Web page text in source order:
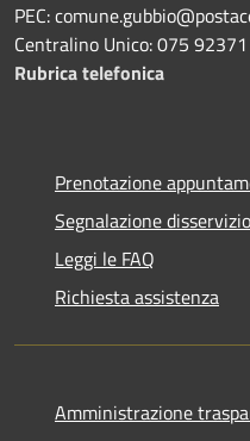
PEC:
Centralino Unico: 075 92371
Rubrica telefonica
Prenotazione
Segnalazione disservizio
Leggi le FAQ
Richiesta assistenza
Amministrazione